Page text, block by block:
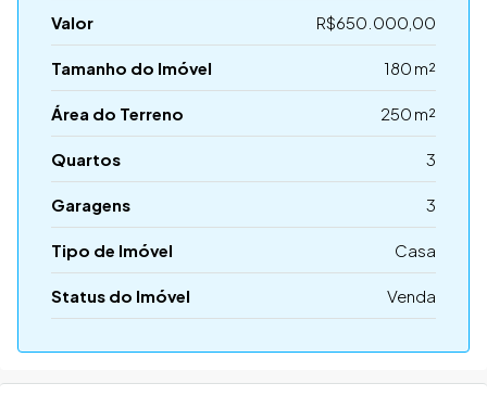
Valor R$650.000,00
Tamanho do Imóvel 180 m²
Área do Terreno 250 m²
Quartos 3
Garagens 3
Tipo de Imóvel Casa
Status do Imóvel Venda